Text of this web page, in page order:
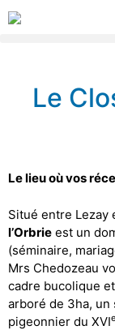
Le
Le lieu où vos
Situé entre Lezay
l’Orbrie est un
(séminaire,
Mrs Chedozeau
cadre bucolique
arboré de 3ha, un
pigeonnier du XVIe